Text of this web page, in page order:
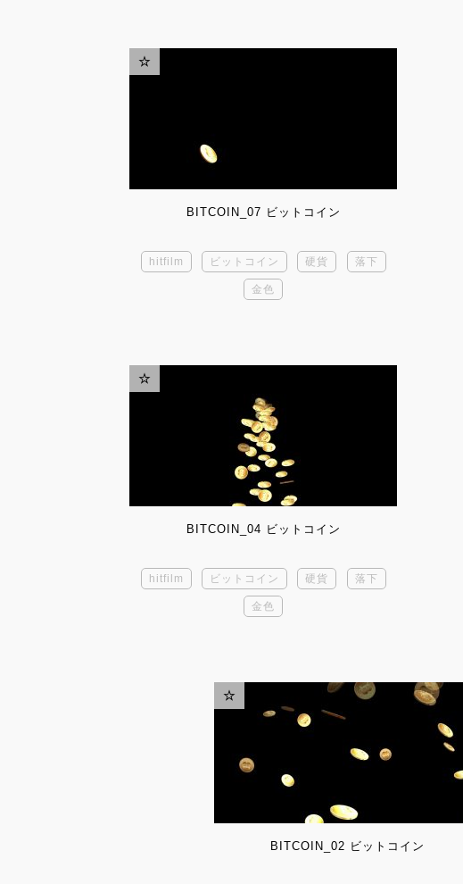
BITCOIN_07 ビットコイン
hitfilm ビットコイン 硬貨 落下
金色
BITCOIN_04 ビットコイン
hitfilm ビットコイン 硬貨 落下
金色
BITCOIN_02 ビットコイン